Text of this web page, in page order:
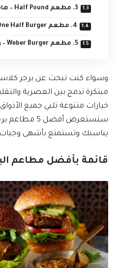
3. مطعم Half Pound – هاف باوند
4. مطعم One Half Burger – ون هاف برجر
5. مطعم Weber Burger – ويبر برجر
وسواء كنت تبحث عن برجر
مبتكرة تدمج بين العصرية
خيارات متنوعة تلبي جميع
سنستعرض أفضل
يناسبك وتستمتع بأشهى وجبات
قائمة بأفضل مطاعم